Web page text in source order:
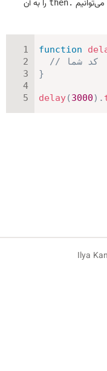
then. را به آن
function
// کد شما
}
delay(3000) .